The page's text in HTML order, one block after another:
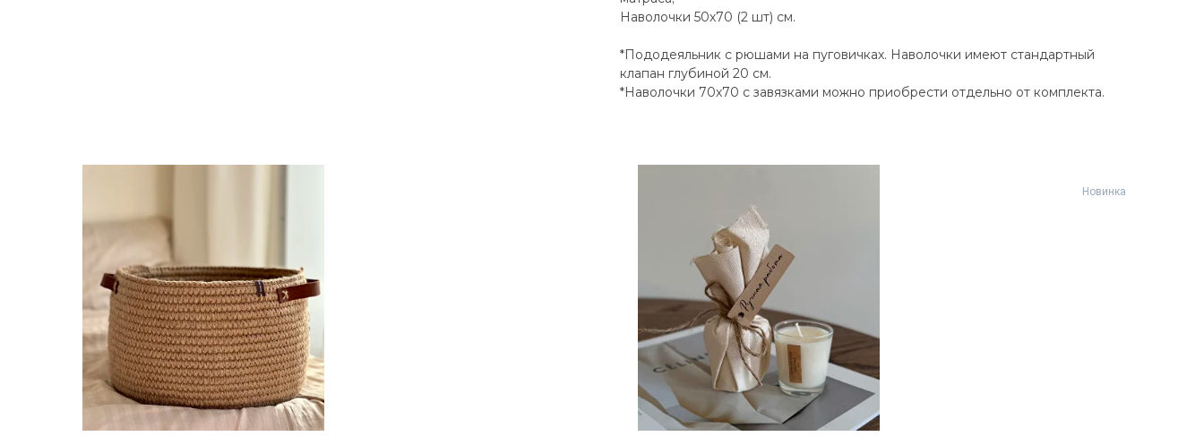
Наволочки 50х70 (2 шт) см.
*Пододеяльник с рюшами на пуговичках. Наволочки имеют стандартный
клапан глубиной 20 см.
*Наволочки 70х70 с завязками можно приобрести отдельно от комплекта.
Новинка